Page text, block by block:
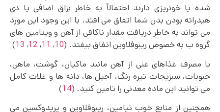
شده یا خونریزی دارند احتمالاً به خاطر بزاق اضافی یا دی
هیدراته بودن بدن شما اتفاق می‌ افتد. با این وجود این مورد
می تواند به خاطر دریافت مقدار ناکافی از آهن و ویتامین‌ های
گروه ب به خصوص ریبوفلاوین اتفاق بیفتد. (10
,
11
,
12
,
13
)
با مصرف غذاهای غنی از آهن مانند ماکیان، گوشت، ماهی،
حبوبات، سبزیجات تیره رنگ، آجیل‌ ها، دانه‌ ها و غلات کامل
می توانید این ماده معدنی را تامین کنید. (14
)
همچنین از منابع خوب تیامین، ریبوفلاوین و پریدوکسین می